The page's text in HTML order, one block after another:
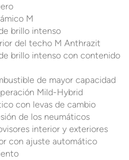
M
brillo intenso
del techo M Anthrazit
brillo intenso con contenido
de mayor capacidad
Mild-Hybrid
con levas de cambio
de los neumáticos
interior y exteriores
con ajuste automático